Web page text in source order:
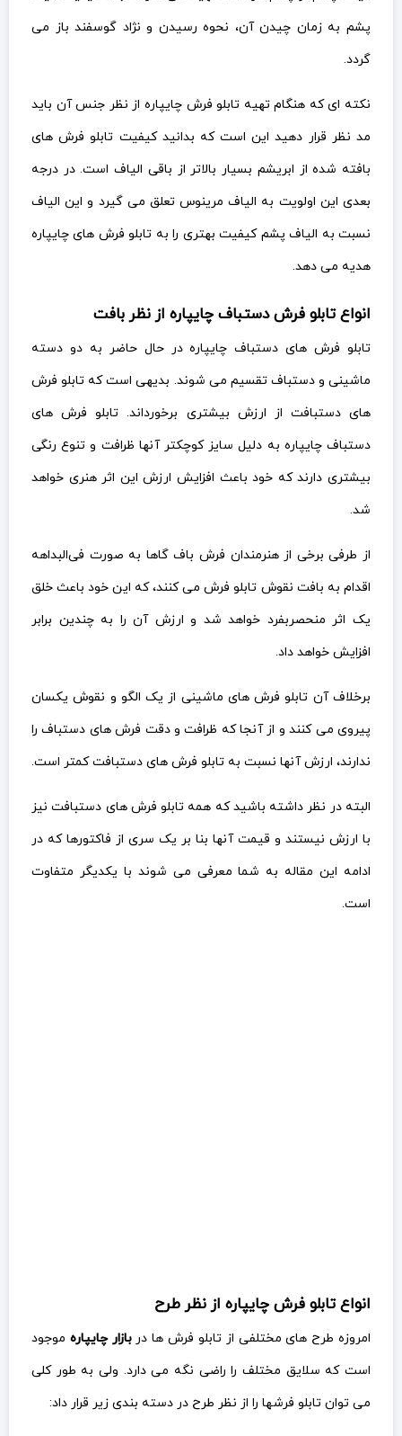
پشم به زمان چیدن آن، نحوه رسیدن و نژاد گوسفند باز می
گردد.
نکته ای که هنگام تهیه تابلو فرش چایپاره از نظر جنس آن باید
مد نظر قرار دهید این است که بدانید کیفیت تابلو فرش های
بافته شده از ابریشم بسیار بالاتر از باقی الیاف است. در درجه
بعدی این اولویت به الیاف مرینوس تعلق می گیرد و این الیاف
نسبت به الیاف پشم کیفیت بهتری را به تابلو فرش های چایپاره
هدیه می دهد.
انواع تابلو فرش دستباف چایپاره از نظر بافت
تابلو فرش های دستباف چایپاره در حال حاضر به دو دسته
ماشینی و دستباف تقسیم می شوند. بدیهی است که تابلو فرش
های دستبافت از ارزش بیشتری برخورداند. تابلو فرش های
دستباف چایپاره به دلیل سایز کوچکتر آنها ظرافت و تنوع رنگی
بیشتری دارند که خود باعث افزایش ارزش این اثر هنری خواهد
شد.
از طرفی برخی از هنرمندان فرش باف گاها به صورت فی‌البداهه
اقدام به بافت نقوش تابلو فرش می کنند، که این خود باعث خلق
یک اثر منحصربفرد خواهد شد و ارزش آن را به چندین برابر
افزایش خواهد داد.
برخلاف آن تابلو فرش های ماشینی از یک الگو و نقوش یکسان
پیروی می کنند و از آنجا که ظرافت و دقت فرش های دستباف را
ندارند، ارزش آنها نسبت به تابلو فرش های دستبافت کمتر است.
البته در نظر داشته باشید که همه تابلو فرش های دستبافت نیز
با ارزش نیستند و قیمت آنها بنا بر یک سری از فاکتورها که در
ادامه این مقاله به شما معرفی می شوند با یکدیگر متفاوت
است.
انواع تابلو فرش چایپاره از نظر طرح
امروزه طرح های مختلفی از تابلو فرش ها دربازار چایپاره موجود
است که سلایق مختلف را راضی نگه می دارد. ولی به طور کلی
می توان تابلو فرشها را از نظر طرح در دسته بندی زیر قرار داد: